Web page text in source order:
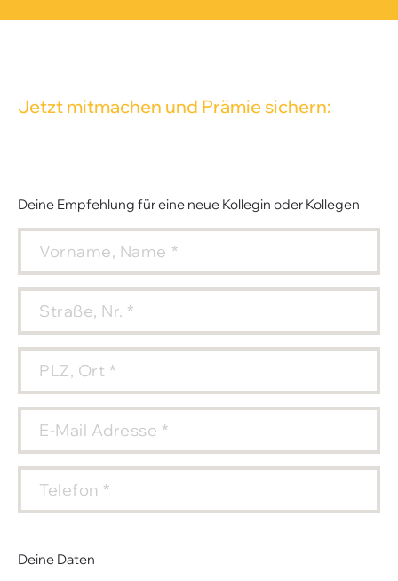
Jetzt mitmachen und Prämie sichern:
Deine Empfehlung für eine neue Kollegin oder Kollegen
Deine Daten